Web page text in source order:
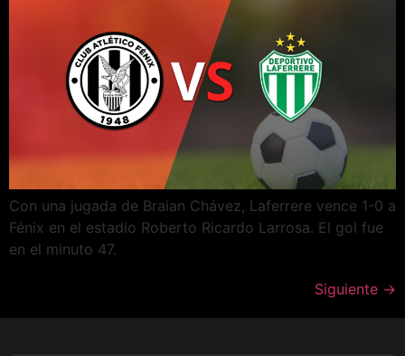
Con una jugada de Braian Chávez, Laferrere vence 1-0 a
Fénix en el estadio Roberto Ricardo Larrosa. El gol fue
en el minuto 47.
Siguiente →